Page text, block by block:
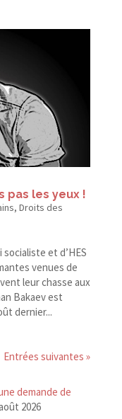
pas les yeux !
, Droits des
et d’HES
venues de
leur chasse aux
Bakaev est
dernier...
Entrées suivantes »
demande de
2026